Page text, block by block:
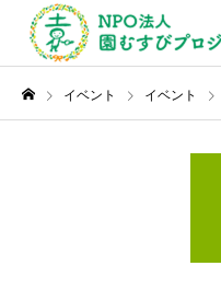
イベント イベント